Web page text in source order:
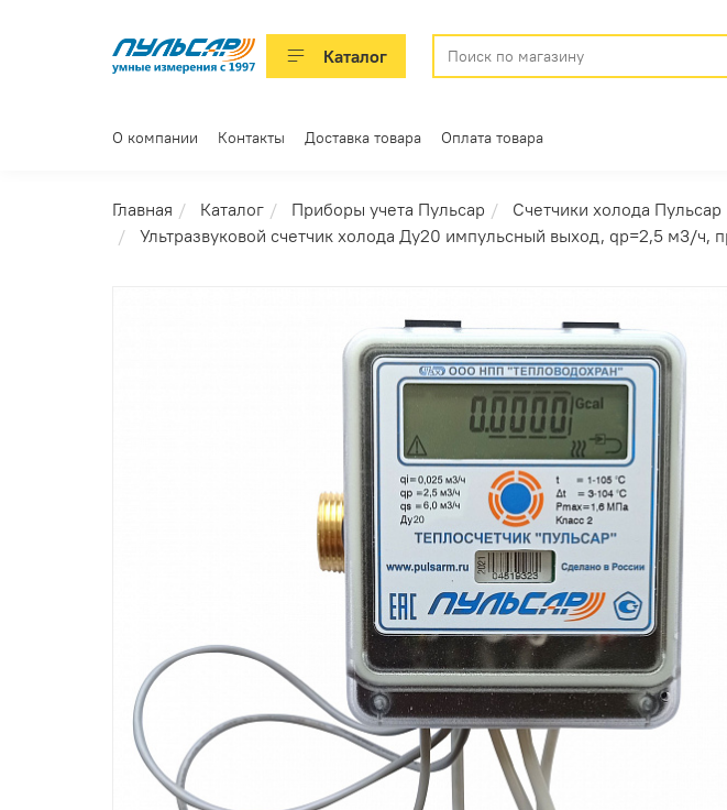
Каталог
О компании Контакты Доставка товара Оплата товара
Главная Каталог Приборы учета Пульсар Счетчики холода Пульсар
Ультразвуковой счетчик холода Ду20 импульсный выход, qp=2,5 м3/ч,